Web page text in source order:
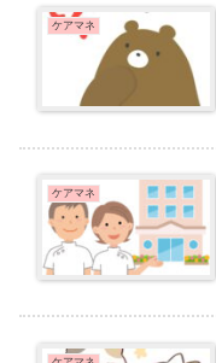
ケアマネ
ケアマネ